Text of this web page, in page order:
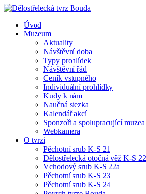
Úvod
Muzeum
Aktuality
Návštěvní doba
Typy prohlídek
Návštěvní řád
Ceník vstupného
Individuální prohlídky
Kudy k nám
Naučná stezka
Kalendář akcí
Sponzoři a spolupracující muzea
Webkamera
O tvrzi
Pěchotní srub K-S 21
Dělostřelecká otočná věž K-S 22
Vchodový srub K-S 22a
Pěchotní srub K-S 23
Pěchotní srub K-S 24